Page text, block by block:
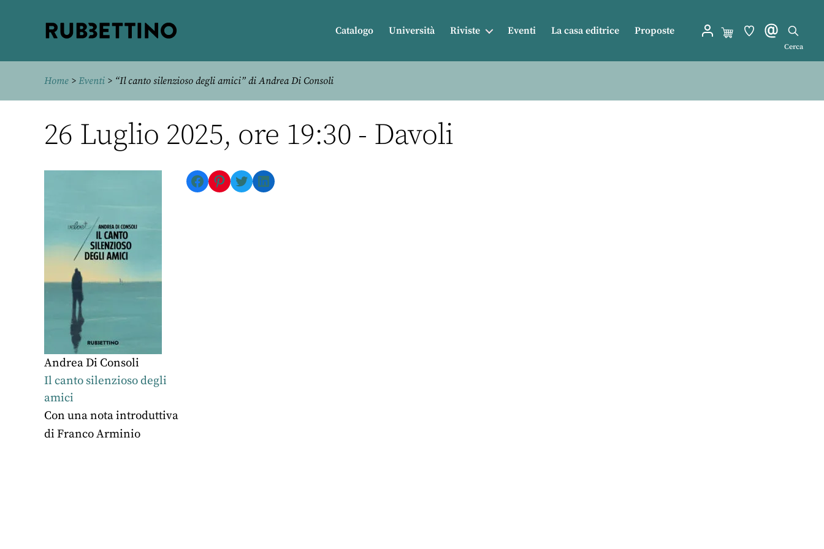
Catalogo Università Riviste Eventi La casa editrice Proposte
Cerca
Home > Eventi > “Il canto silenzioso degli amici” di Andrea Di Consoli
26 Luglio 2025, ore 19:30 - Davoli
Andrea Di Consoli
Il canto silenzioso degli
amici
Con una nota introduttiva
di Franco Arminio
Facebook
Pinterest
TwitterLinkedIn